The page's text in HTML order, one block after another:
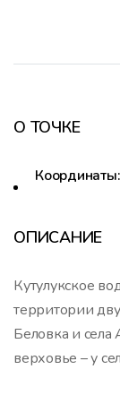
О ТОЧКЕ
Координаты:
ОПИСАНИЕ
Кутулукское
территории
Беловка и села
верховье – у